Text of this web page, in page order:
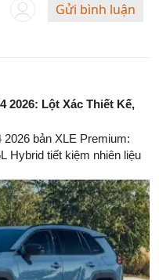
Gửi bình luận
2026: Lột Xác Thiết Kế,
bản XLE Premium:
Hybrid tiết kiệm nhiên liệu